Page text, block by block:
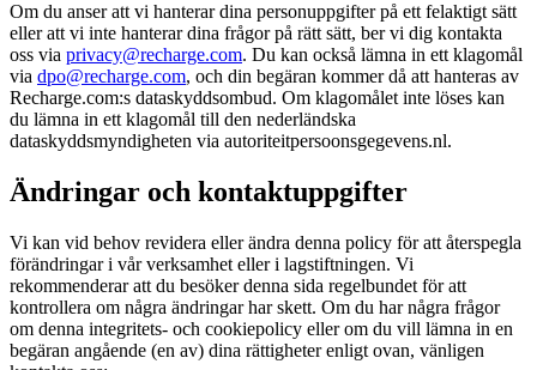
Om du anser att vi hanterar dina personuppgifter på ett felaktigt sätt
eller att vi inte hanterar dina frågor på rätt sätt, ber vi dig kontakta
oss via privacy@recharge.com. Du kan också lämna in ett klagomål
via dpo@recharge.com, och din begäran kommer då att hanteras av
Recharge.com:s dataskyddsombud. Om klagomålet inte löses kan
du lämna in ett klagomål till den nederländska
dataskyddsmyndigheten via autoriteitpersoonsgegevens.nl.
Ändringar och kontaktuppgifter
Vi kan vid behov revidera eller ändra denna policy för att återspegla
förändringar i vår verksamhet eller i lagstiftningen. Vi
rekommenderar att du besöker denna sida regelbundet för att
kontrollera om några ändringar har skett. Om du har några frågor
om denna integritets- och cookiepolicy eller om du vill lämna in en
begäran angående (en av) dina rättigheter enligt ovan, vänligen